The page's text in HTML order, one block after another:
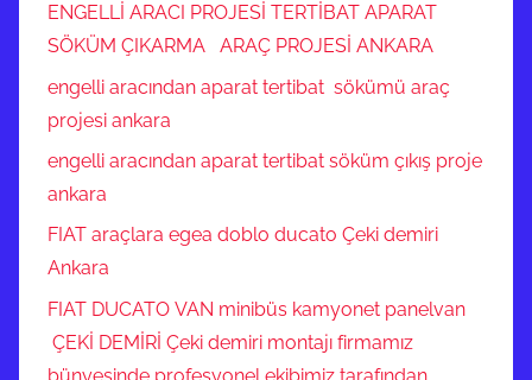
ENGELLİ ARACI PROJESİ TERTİBAT APARAT
SÖKÜM ÇIKARMA ARAÇ PROJESİ ANKARA
engelli aracından aparat tertibat sökümü araç
projesi ankara
engelli aracından aparat tertibat söküm çıkış proje
ankara
FIAT araçlara egea doblo ducato Çeki demiri
Ankara
FIAT DUCATO VAN minibüs kamyonet panelvan
ÇEKİ DEMİRİ Çeki demiri montajı firmamız
bünyesinde profesyonel ekibimiz tarafından